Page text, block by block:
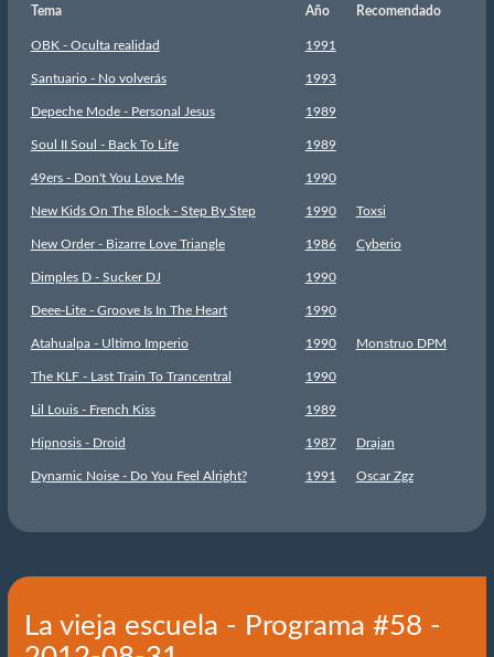
Tema Año Recomendado
OBK - Oculta realidad 1991
Santuario - No volverás 1993
Depeche Mode - Personal Jesus 1989
Soul II Soul - Back To Life 1989
49ers - Don't You Love Me 1990
New Kids On The Block - Step By Step 1990 Toxsi
New Order - Bizarre Love Triangle 1986 Cyberio
Dimples D - Sucker DJ 1990
Deee-Lite - Groove Is In The Heart 1990
Atahualpa - Ultimo Imperio 1990 Monstruo DPM
The KLF - Last Train To Trancentral 1990
Lil Louis - French Kiss 1989
Hipnosis - Droid 1987 Drajan
Dynamic Noise - Do You Feel Alright? 1991 Oscar Zgz
La vieja escuela - Programa #58 -